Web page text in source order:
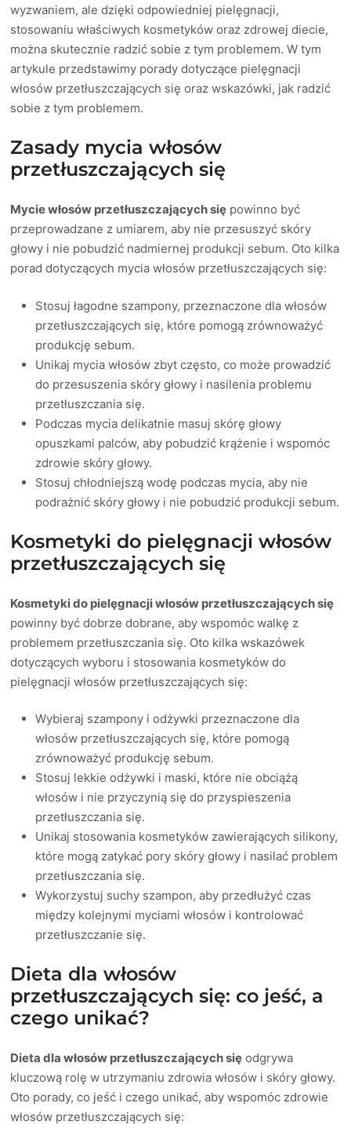
wyzwaniem, ale dzięki odpowiedniej pielęgnacji,
stosowaniu właściwych kosmetyków oraz zdrowej diecie,
można skutecznie radzić sobie z tym problemem. W tym
artykule przedstawimy porady dotyczące pielęgnacji
włosów przetłuszczających się oraz wskazówki, jak radzić
sobie z tym problemem.
Zasady mycia włosów
przetłuszczających się
Mycie włosów przetłuszczających się powinno być
przeprowadzane z umiarem, aby nie przesuszyć skóry
głowy i nie pobudzić nadmiernej produkcji sebum. Oto kilka
porad dotyczących mycia włosów przetłuszczających się:
Stosuj łagodne szampony, przeznaczone dla włosów
przetłuszczających się, które pomogą zrównoważyć
produkcję sebum.
Unikaj mycia włosów zbyt często, co może prowadzić
do przesuszenia skóry głowy i nasilenia problemu
przetłuszczania się.
Podczas mycia delikatnie masuj skórę głowy
opuszkami palców, aby pobudzić krążenie i wspomóc
zdrowie skóry głowy.
Stosuj chłodniejszą wodę podczas mycia, aby nie
podrażnić skóry głowy i nie pobudzić produkcji sebum.
Kosmetyki do pielęgnacji włosów
przetłuszczających się
Kosmetyki do pielęgnacji włosów przetłuszczających się
powinny być dobrze dobrane, aby wspomóc walkę z
problemem przetłuszczania się. Oto kilka wskazówek
dotyczących wyboru i stosowania kosmetyków do
pielęgnacji włosów przetłuszczających się:
Wybieraj szampony i odżywki przeznaczone dla
włosów przetłuszczających się, które pomogą
zrównoważyć produkcję sebum.
Stosuj lekkie odżywki i maski, które nie obciążą
włosów i nie przyczynią się do przyspieszenia
przetłuszczania się.
Unikaj stosowania kosmetyków zawierających silikony,
które mogą zatykać pory skóry głowy i nasilać problem
przetłuszczania się.
Wykorzystuj suchy szampon, aby przedłużyć czas
między kolejnymi myciami włosów i kontrolować
przetłuszczanie się.
Dieta dla włosów
przetłuszczających się: co jeść, a
czego unikać?
Dieta dla włosów przetłuszczających się odgrywa
kluczową rolę w utrzymaniu zdrowia włosów i skóry głowy.
Oto porady, co jeść i czego unikać, aby wspomóc zdrowie
włosów przetłuszczających się: